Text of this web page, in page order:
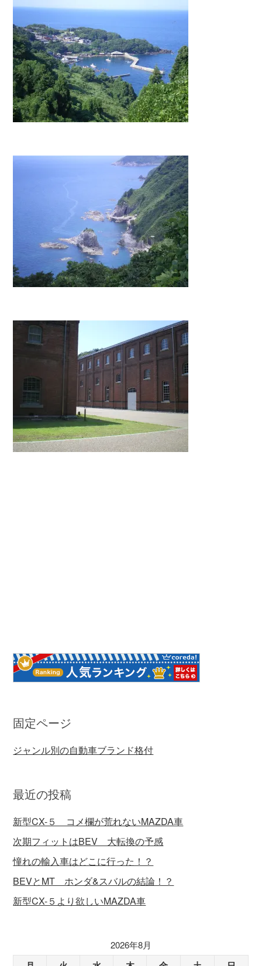
固定ページ
ジャンル別の自動車ブランド格付
最近の投稿
新型CX-５ コメ欄が荒れないMAZDA車
次期フィットはBEV 大転換の予感
憧れの輸入車はどこに行った！？
BEVとMT ホンダ&スバルの結論！？
新型CX-５より欲しいMAZDA車
2026年8月